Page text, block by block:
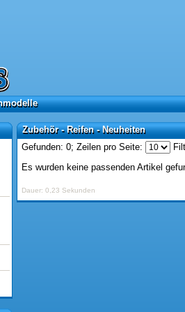
Zubehör - Reifen - Neuheiten
Zubehör - Reifen - Neuheiten
Gefunden: 0; Zeilen pro Seite:
Es wurden keine passenden Artikel
Dauer: 0,23 Sekunden